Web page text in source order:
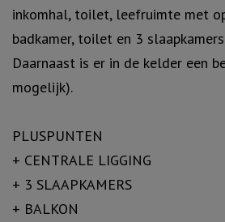
inkomhal, toilet, leefruimte met
badkamer, toilet en 3
Daarnaast is er in de kelder een
mogelijk).
PLUSPUNTEN
+ CENTRALE LIGGING
+ 3 SLAAPKAMERS
+ BALKON